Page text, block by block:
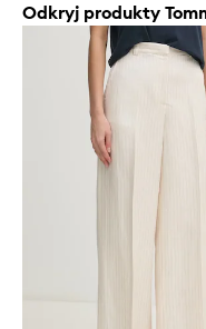
Odkryj produkty